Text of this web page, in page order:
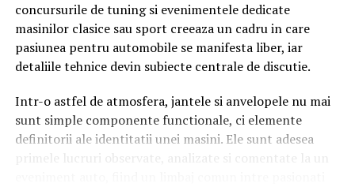
Spectatorilor li s-a pregătit o surpriză pentru data de
12 februarie: o seară specială „Date Night” organizată în
mai multe cinematografe din rețeaua Cinema City unde
toți cei care cumpără un bilet la comedia „În pielea mea”
Până pe 23 februarie, toți spectatorii din țară care și-au
cumpărat bilet la filmul „În pielea mea” se pot înscrie în
concursurile de tuning si evenimentele dedicate
masinilor clasice sau sport creeaza un cadru in care
pasiunea pentru automobile se manifesta liber, iar
detaliile tehnice devin subiecte centrale de discutie.
Intr-o astfel de atmosfera, jantele si anvelopele nu mai
sunt simple componente functionale, ci elemente
definitorii ale identitatii unei masini. Ele sunt adesea
primele lucruri observate, analizate si comentate la un